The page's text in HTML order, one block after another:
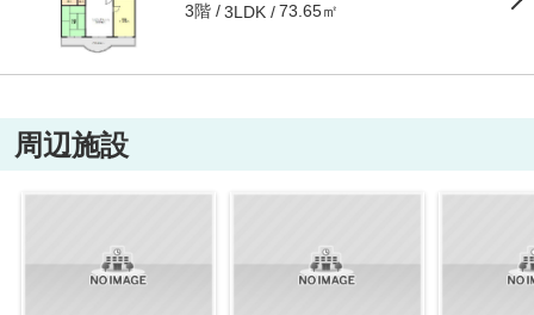
3階 3LDK 73.65㎡
周辺施設